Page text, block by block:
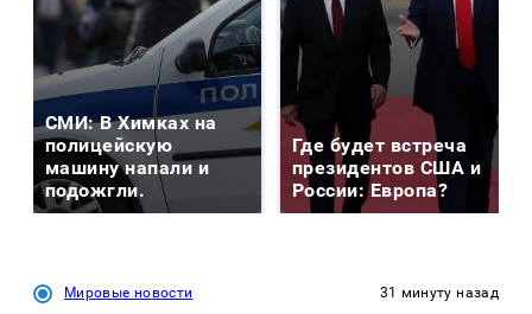
СМИ: В Химках на
полицейскую
машину напали и
подожгли.
Где будет встреча
президентов США и
России: Европа?
Мировые новости 31 минуту назад